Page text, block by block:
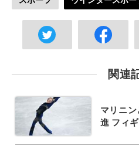
関連
マリニ
進 フィ